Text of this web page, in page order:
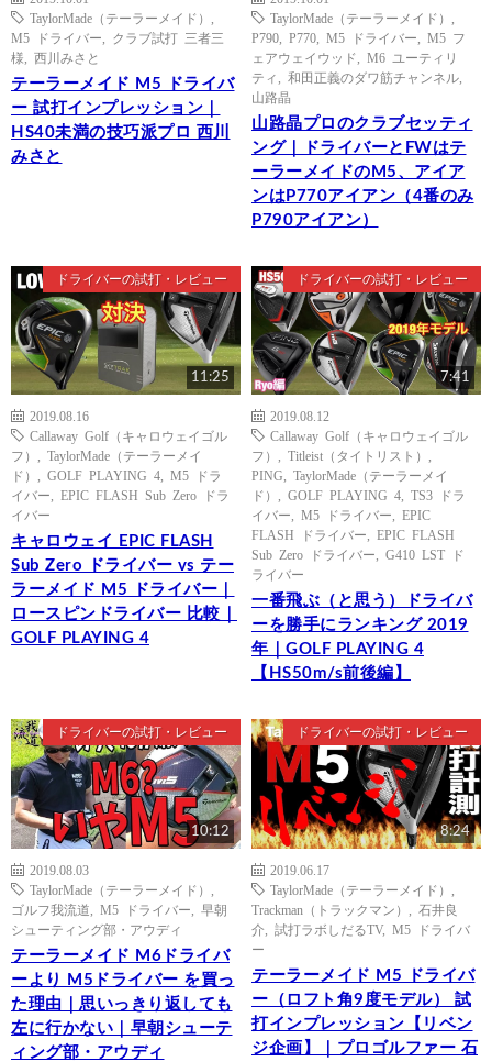
TaylorMade（テーラーメイド）
M5 ドライバー
クラブ試打 三者三
様
西川みさと
テーラーメイド M5 ドライバ
ー 試打インプレッション｜
HS40未満の技巧派プロ 西川
みさと
TaylorMade（テーラーメイド）
P790
P770 M5 ドライバー
M5 フ
ェアウェイウッド
M6 ユーティリ
ティ
和田正義のダワ筋チャンネル
山路晶
山路晶プロのクラブセッティ
ング｜ドライバーとFWはテ
ーラーメイドのM5、アイア
ンはP770アイアン（4番のみ
P790アイアン）
ドライバーの試打・レビュー
11:25
2019.08.16
Callaway Golf（キャロウェイゴル
フ）
TaylorMade（テーラーメイ
ド）
GOLF PLAYING 4
M5 ドラ
イバー
EPIC FLASH Sub Zero ドラ
イバー
キャロウェイ EPIC FLASH
Sub Zero ドライバー vs テー
ラーメイド M5 ドライバー｜
ロースピンドライバー 比較｜
GOLF PLAYING 4
ドライバーの試打・レビュー
7:41
2019.08.12
Callaway Golf（キャロウェイゴル
フ）
Titleist（タイトリスト）
PING
TaylorMade（テーラーメイ
ド）
GOLF PLAYING 4
TS3 ドラ
イバー
M5 ドライバー
EPIC
FLASH ドライバー
EPIC FLASH
Sub Zero ドライバー
G410 LST ド
ライバー
一番飛ぶ（と思う）ドライバ
ーを勝手にランキング 2019
年｜GOLF PLAYING 4
【HS50m/s前後編】
ドライバーの試打・レビュー
10:12
2019.08.03
TaylorMade（テーラーメイド）
ゴルフ我流道
M5 ドライバー
早朝
シューティング部・アウディ
テーラーメイド M6ドライバ
ーより M5ドライバー を買っ
た理由｜思いっきり返しても
左に行かない｜早朝シューテ
ィング部・アウディ
ドライバーの試打・レビュー
8:24
2019.06.17
TaylorMade（テーラーメイド）
Trackman（トラックマン）
石井良
介
試打ラボしだるTV, M5 ドライバ
ー
テーラーメイド M5 ドライバ
ー（ロフト角9度モデル） 試
打インプレッション【リベン
ジ企画】｜プロゴルファー 石